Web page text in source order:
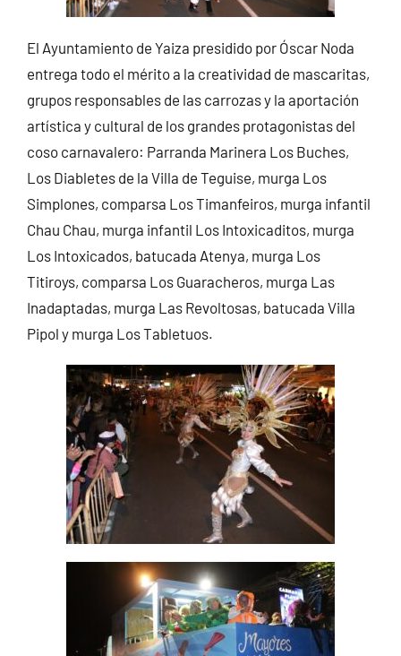
El Ayuntamiento de Yaiza presidido por Óscar Noda
entrega todo el mérito a la creatividad de mascaritas,
grupos responsables de las carrozas y la aportación
artística y cultural de los grandes protagonistas del
coso carnavalero: Parranda Marinera Los Buches,
Los Diabletes de la Villa de Teguise, murga Los
Simplones, comparsa Los Timanfeiros, murga infantil
Chau Chau, murga infantil Los Intoxicaditos, murga
Los Intoxicados, batucada Atenya, murga Los
Titiroys, comparsa Los Guaracheros, murga Las
Inadaptadas, murga Las Revoltosas, batucada Villa
Pipol y murga Los Tabletuos.